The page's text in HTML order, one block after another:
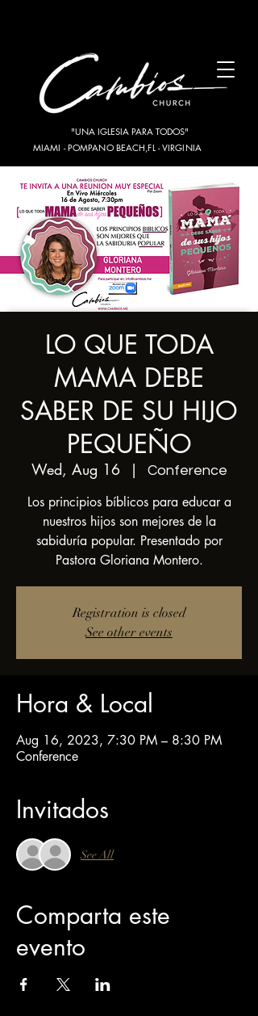
"UNA IGLESIA PARA TODOS"
MIAMI - POMPANO BEACH,FL - VIRGINIA
LO QUE TODA
MAMA DEBE
SABER DE SU HIJO
PEQUEÑO
Wed, Aug 16
  |
Conference
Los principios bíblicos para educar a
nuestros hijos son mejores de la
sabiduría popular. Presentado por
Pastora Gloriana Montero.
Registration is closed
See other events
Hora & Local
Aug 16, 2023, 7:30 PM – 8:30 PM
Conference
Invitados
See All
Comparta este
evento